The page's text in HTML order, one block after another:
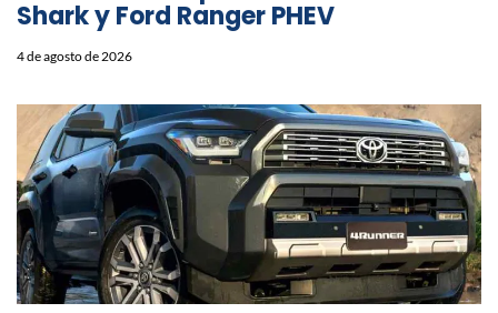
Shark y Ford Ranger PHEV
4 de agosto de 2026